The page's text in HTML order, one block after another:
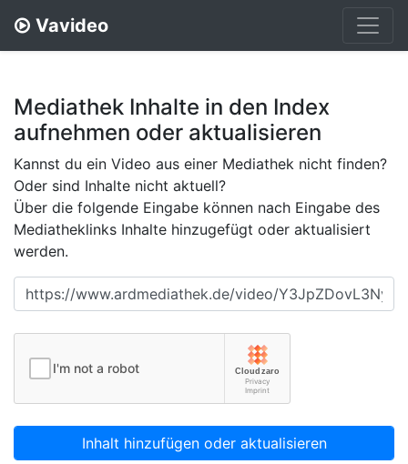
Vavideo
Mediathek Inhalte in den Index
aufnehmen oder aktualisieren
Kannst du ein Video aus einer Mediathek nicht finden?
Oder sind Inhalte nicht aktuell?
Über die folgende Eingabe können nach Eingabe des
Mediatheklinks Inhalte hinzugefügt oder aktualisiert
werden.
Inhalt hinzufügen oder aktualisieren